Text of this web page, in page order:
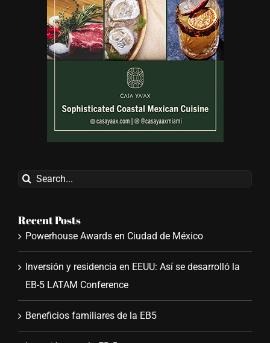
Search
Recent Posts
Powerhouse Awards en Ciudad de México
Inversión y residencia en EEUU: Así se desarrolló la
EB-5 LATAM Conference
Beneficios familiares de la EB5